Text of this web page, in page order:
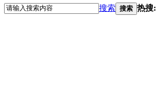
搜索 搜索 热搜: